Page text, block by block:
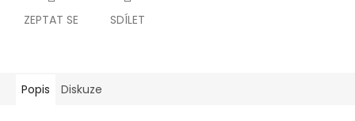
ZEPTAT SE SDÍLET
Popis Diskuze